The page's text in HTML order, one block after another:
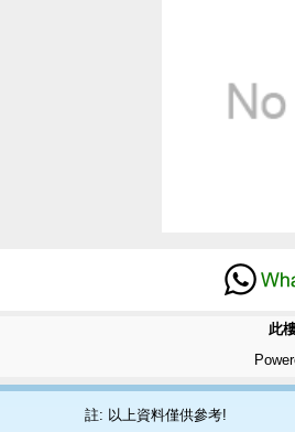
此
註: 以上資料僅供參考!